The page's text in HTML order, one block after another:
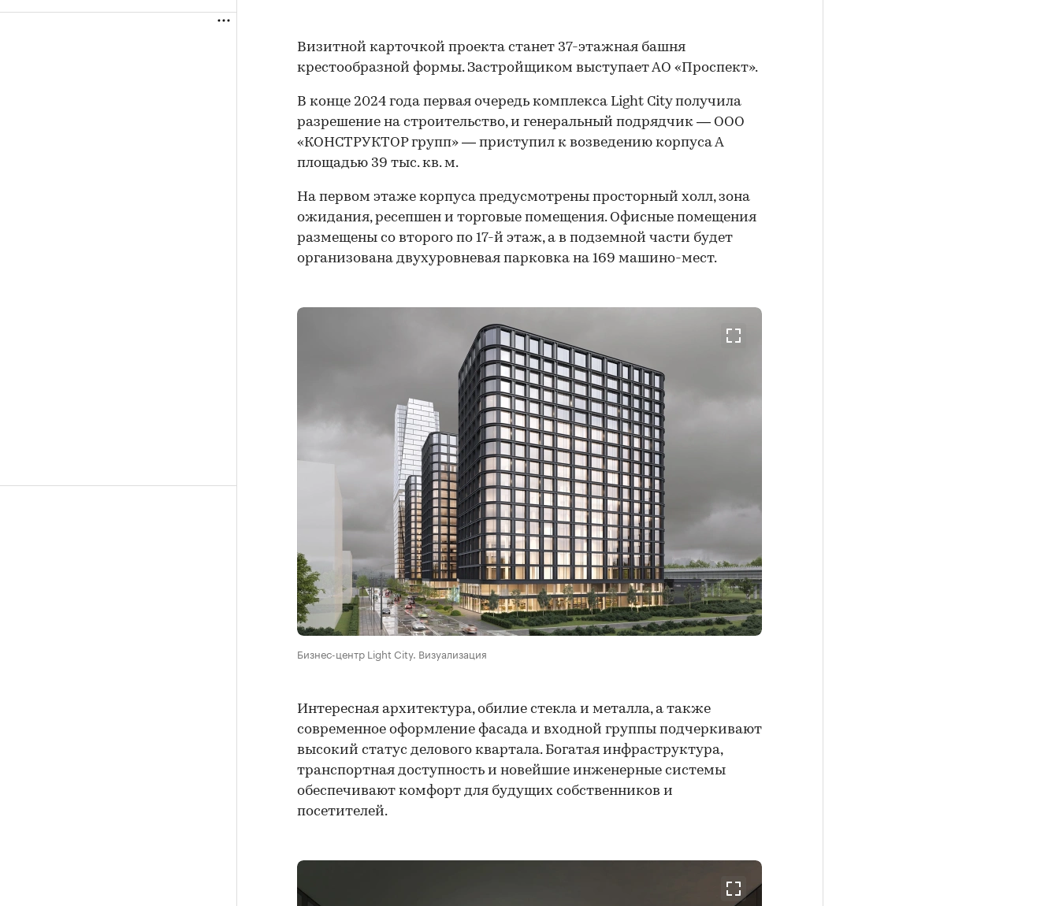
Визитной карточкой проекта станет 37-этажная башня
крестообразной формы. Застройщиком выступает АО «Проспект».
В конце 2024 года первая очередь комплекса Light City получила
разрешение на строительство, и генеральный подрядчик — ООО
«КОНСТРУКТОР групп» — приступил к возведению корпуса А
площадью 39 тыс. кв. м.
На первом этаже корпуса предусмотрены просторный холл, зона
ожидания, ресепшен и торговые помещения. Офисные помещения
размещены со второго по 17-й этаж, а в подземной части будет
организована двухуровневая парковка на 169 машино-мест.
Бизнес-центр Light City. Визуализация
Интересная архитектура, обилие стекла и металла, а также
современное оформление фасада и входной группы подчеркивают
высокий статус делового квартала. Богатая инфраструктура,
транспортная доступность и новейшие инженерные системы
обеспечивают комфорт для будущих собственников и
посетителей.